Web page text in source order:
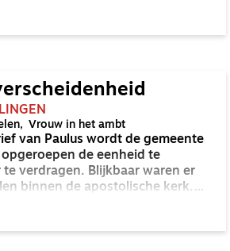
was mijn reactie dan ook:
aarde en in de hemel.
Vrouw in het ambt
van Paulus wordt de gemeente
de eenheid te
te verdragen. Blijkbaar waren er
binnen de apostolische kerk.
de eenheid in al die
welke weg wijst het Nieuwe
met diversiteit in de kerk?